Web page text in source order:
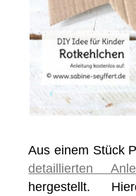
Aus einem Stück
detaillierten
hergestellt.